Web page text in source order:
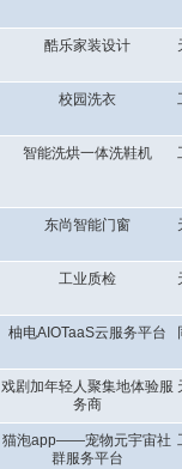
酷乐家装设计
校园洗衣
智能洗烘一体洗鞋机
东尚智能门窗
工业质检
柚电AIOTaaS云服务平台
戏剧加年轻人聚集地体验服
务商
猫泡app——宠物元宇宙社
群服务平台